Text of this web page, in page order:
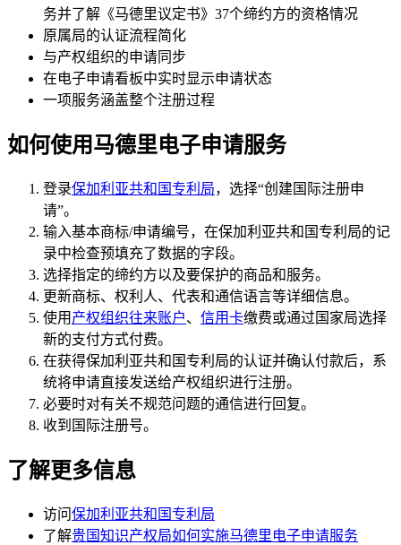
务并了解《马德里议定书》37个缔约方的资格情况
原属局的认证流程简化
与产权组织的申请同步
在电子申请看板中实时显示申请状态
一项服务涵盖整个注册过程
如何使用马德里电子申请服务
登录保加利亚共和国专利局，选择“创建国际注册申
请”。
输入基本商标/申请编号，在保加利亚共和国专利局的记
录中检查预填充了数据的字段。
选择指定的缔约方以及要保护的商品和服务。
更新商标、权利人、代表和通信语言等详细信息。
使用 产权组织往来账户、 信用卡缴费或通过国家局选择
新的支付方式付费。
在获得保加利亚共和国专利局的认证并确认付款后，系
统将申请直接发送给产权组织进行注册。
必要时对有关不规范问题的通信进行回复。
收到国际注册号。
了解更多信息
访问保加利亚共和国专利局
了解贵国知识产权局如何实施马德里电子申请服务